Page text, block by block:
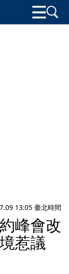
13:05 臺北時間
峰會改
惹議